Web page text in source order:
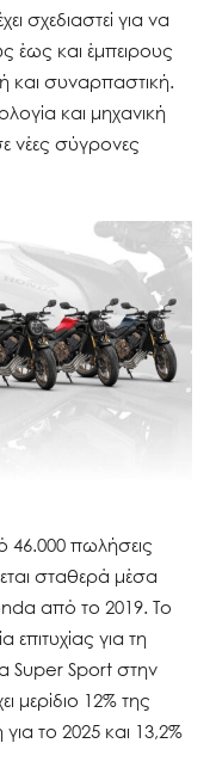
σχεδιαστεί για να
έως και έμπειρους
και συναρπαστική.
και μηχανική
νέες σύγρονες
46.000 πωλήσεις
σταθερά μέσα
από το 2019. Το
επιτυχίας για τη
Super Sport στην
μερίδιο 12% της
το 2025 και 13,2%